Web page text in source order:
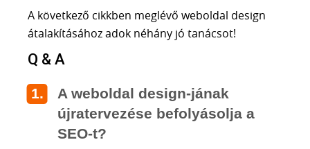
A következő cikkben meglévő weboldal design
átalakításához adok néhány jó tanácsot!
Q & A
A weboldal design-jának
újratervezése befolyásolja a
SEO-t?